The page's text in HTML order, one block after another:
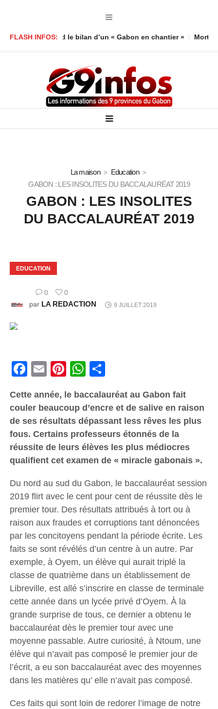
FLASH INFOS:
défend le bilan d’un « Gabon en chantier » Mort d’un
La maison
Education
GABON : LES INSOLITES DU BACCALAURÉAT 2019
GABON : LES INSOLITES
DU BACCALAURÉAT 2019
EDUCATION
0
0
par LA REDACTION 9 JUILLET 2019
Facebook
Email PinterestWhatsApp
Cette année, le baccalauréat au Gabon fait
couler beaucoup d’encre et de salive en raison
de ses résultats dépassant less rêves les plus
fous. Certains professeurs étonnés de la
réussite de leurs élèves les plus médiocres
qualifient cet examen de « miracle gabonais ».
Du nord au sud du Gabon, le baccalauréat session
2019 flirt avec le cent pour cent de réussite dès le
premier tour. Des résultats attribués à tort ou à
raison aux fraudes et corruptions tant dénoncées
par les concitoyens pendant la période écrite. Les
faits se sont révélés d’un centre à un autre. Par
exemple, à Oyem, un élève qui aurait triplé la
classe de quatrième dans un établissement de
Libreville, est allé s’inscrire en classe de terminale
cette année dans un lycée privé d’Oyem. À la
grande surprise de tous, ce dernier a obtenu le
baccalauréat dès le premier tour avec une
moyenne passable. Autre curiosité, à Ntoum, une
élève qui n’avait pas composé le premier jour de
l’écrit, a eu son baccalauréat avec des moyennes
dans les matières qu’ elle n’avait pas composé.
Ces faits qui sont loin de redorer l’image de notre